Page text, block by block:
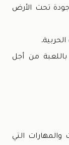
تحت الأرض
باللعبة من أجل
التي